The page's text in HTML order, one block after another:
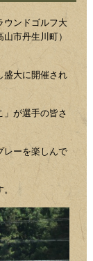
ウンドゴルフ大
市丹生川町）
盛大に開催され
」が選手の皆さ
レーを楽しんで